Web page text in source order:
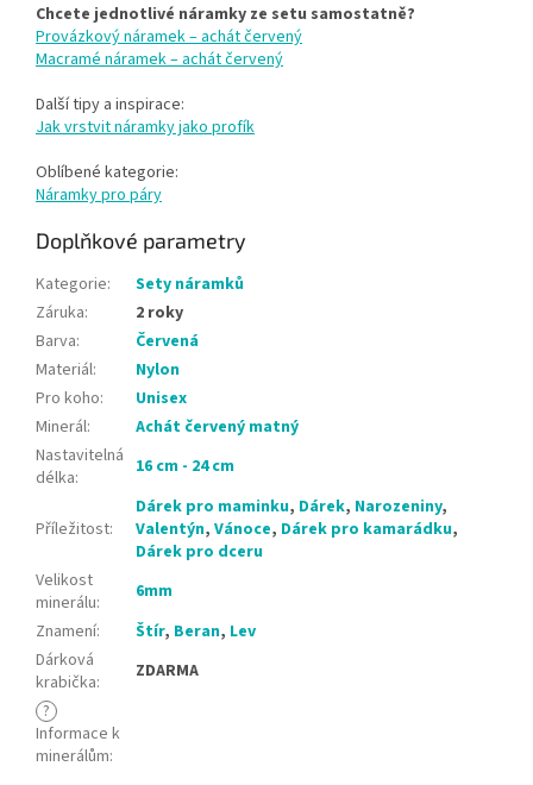
Chcete jednotlivé náramky ze setu samostatně?
Provázkový náramek – achát červený
Macramé náramek – achát červený
Další tipy a inspirace:
Jak vrstvit náramky jako profík
Oblíbené kategorie:
Náramky pro páry
Doplňkové parametry
Kategorie:
Sety náramků
Záruka:
2 roky
Barva:
Červená
Materiál:
Nylon
Pro koho:
Unisex
Minerál:
Achát červený matný
Nastavitelná
délka: 16 cm - 24 cm
Příležitost:
Dárek pro maminku, Dárek, Narozeniny,
Valentýn, Vánoce, Dárek pro kamarádku,
Dárek pro dceru
Velikost
minerálu:
6mm
Znamení: Štír, Beran, Lev
Dárková
krabička:
ZDARMA
?
Informace k
minerálům: